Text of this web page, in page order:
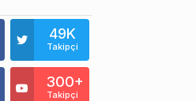
49K
Takipçi
300+
Takipçi